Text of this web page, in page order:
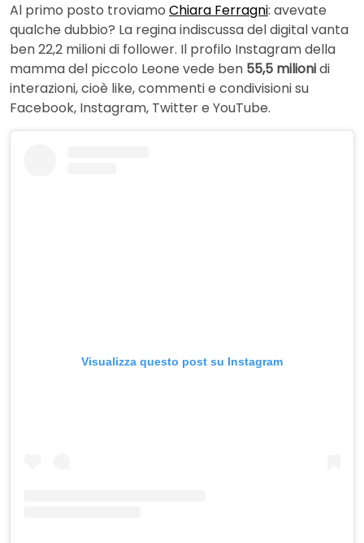
Al primo posto troviamo Chiara Ferragni: avevate
qualche dubbio? La regina indiscussa del digital vanta
ben 22,2 milioni di follower. Il profilo Instagram della
mamma del piccolo Leone vede ben 55,5 milionidi
interazioni, cioè like, commenti e condivisioni su
Facebook, Instagram, Twitter e YouTube.
Visualizza questo post su Instagram